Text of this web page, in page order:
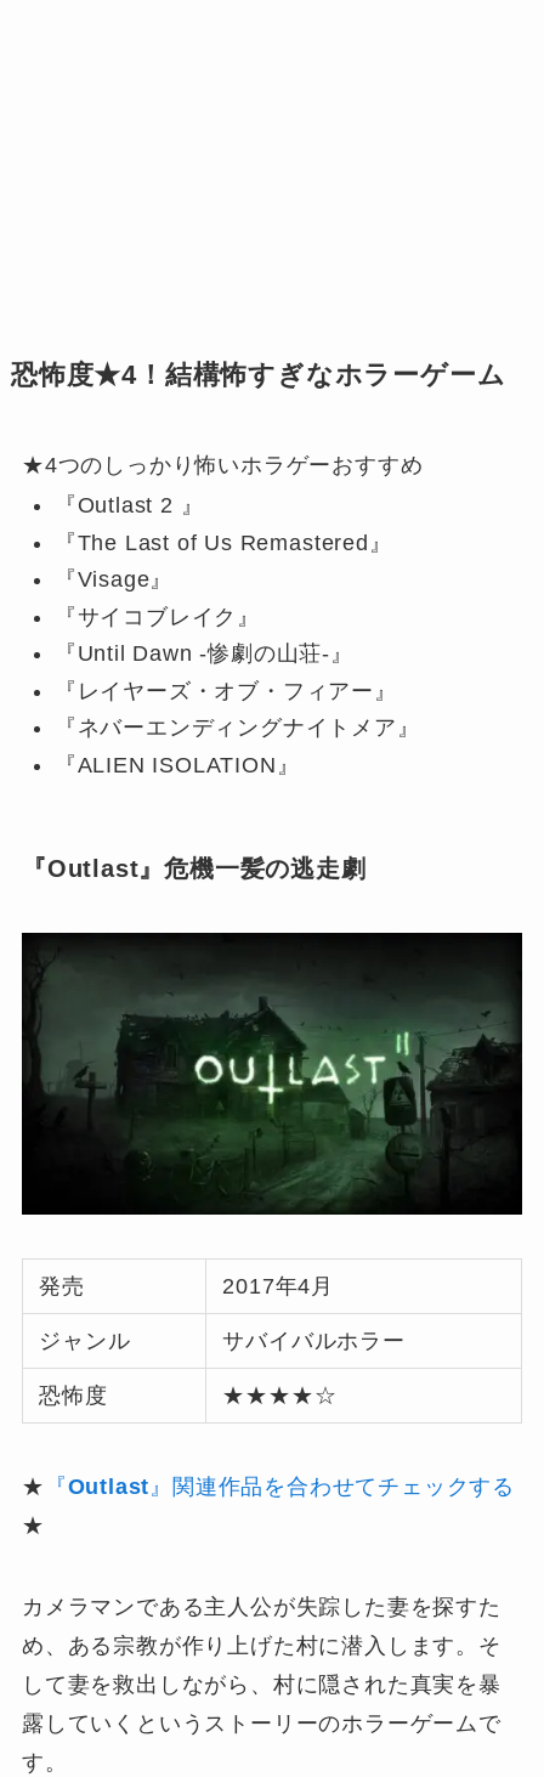
恐怖度★4！結構怖すぎなホラーゲーム
★4つのしっかり怖いホラゲーおすすめ
『Outlast 2 』
『The Last of Us Remastered』
『Visage』
『サイコブレイク』
『Until Dawn -惨劇の山荘-』
『レイヤーズ・オブ・フィアー』
『ネバーエンディングナイトメア』
『ALIEN ISOLATION』
『Outlast』危機一髪の逃走劇
発売 2017年4⽉
ジャンル サバイバルホラー
恐怖度 ★★★★☆
★ 『Outlast 』関連作品を合わせてチェックする
★
カメラマンである主⼈公が失踪した妻を探すた
め、ある宗教が作り上げた村に潜入します。そ
して妻を救出しながら、村に隠された真実を暴
露していくというストーリーのホラーゲームで
す。